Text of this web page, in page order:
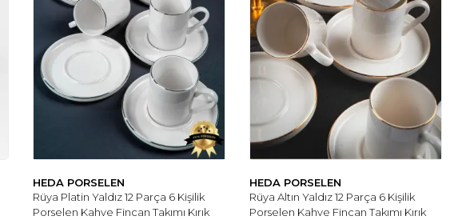
HEDA PORSELEN
Rüya Platin Yaldız 12 Parça 6 Kişilik
Porselen Kahve Fincan Takımı Kırık
HEDA PORSELEN
Rüya Altın Yaldız 12 Parça 6 Kişilik
Porselen Kahve Fincan Takımı Kırık